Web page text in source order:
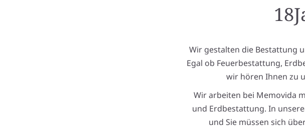
Wir gestalten die Bestattung
Egal ob Feuerbestattung,
wir hören Ihnen zu
Wir arbeiten bei Memovida
und Erdbestattung. In
und Sie müssen sich